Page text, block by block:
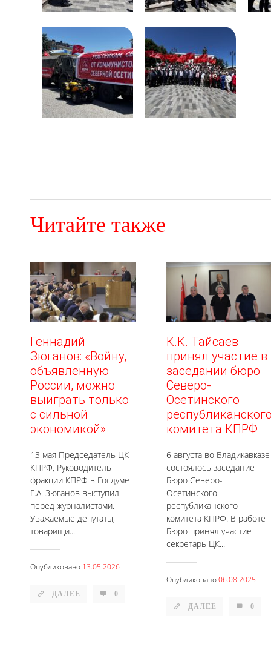
Читайте также
Геннадий
Зюганов: «Войну,
объявленную
России, можно
выиграть только
с сильной
экономикой»
13 мая Председатель ЦК
КПРФ, Руководитель
фракции КПРФ в Госдуме
Г.А. Зюганов выступил
перед журналистами.
Уважаемые депутаты,
товарищи...
Опубликовано 13.05.2026
ДАЛЕЕ 0
К.К. Тайсаев
принял участие в
заседании бюро
Северо-
Осетинского
комитета КПРФ
6 августа во Владикавказе
состоялось заседание
Бюро Северо-
Осетинского
республиканского
комитета КПРФ. В работе
Бюро принял участие
секретарь ЦК...
Опубликовано06.08.2025
ДАЛЕЕ 0